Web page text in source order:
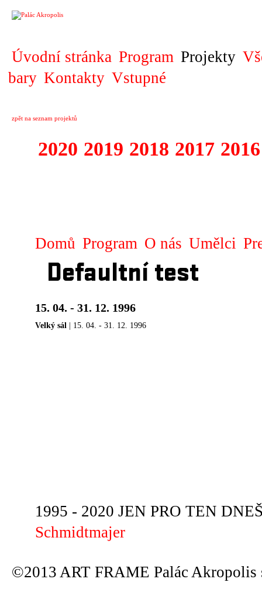
Úvodní stránka Program Projekty
bary Kontakty Vstupné
zpět na seznam projektů
2020 2019 2018 2017 2016
Domů Program O nás Umělci
Defaultní test
15. 04. - 31. 12. 1996
Velký sál | 15. 04. - 31. 12. 1996
1995 - 2020 JEN PRO TEN
Schmidtmajer
©2013 ART FRAME Palác Akropolis